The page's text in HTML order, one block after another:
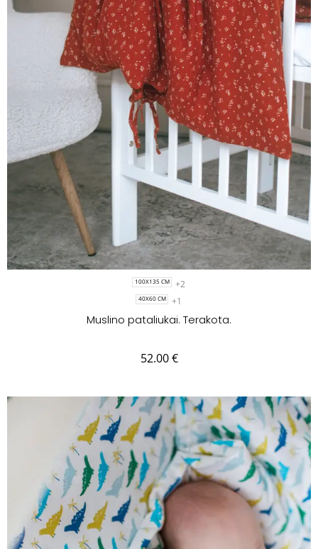
100X135 CM +2
40X60 CM +1
Muslino pataliukai. Terakota.
52.00€